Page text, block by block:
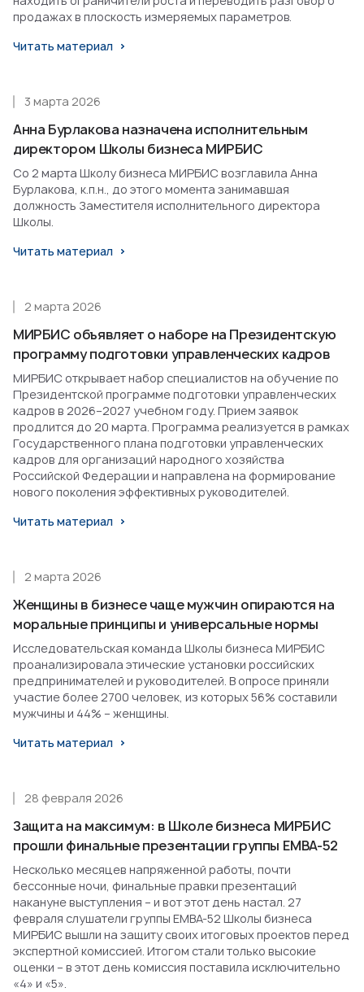
продажах в плоскость измеряемых параметров.
Читать материал
Анна Бурлакова назначена исполнительным
директором Школы бизнеса МИРБИС
3 марта 2026
Со 2 марта Школу бизнеса МИРБИС возглавила Анна
Бурлакова, к.п.н., до этого момента занимавшая
должность Заместителя исполнительного директора
Школы.
Читать материал
МИРБИС объявляет о наборе на Президентскую
программу подготовки управленческих кадров
2 марта 2026
МИРБИС открывает набор специалистов на обучение по
Президентской программе подготовки управленческих
кадров в 2026–2027 учебном году. Прием заявок
продлится до 20 марта. Программа реализуется в рамках
Государственного плана подготовки управленческих
кадров для организаций народного хозяйства
Российской Федерации и направлена на формирование
нового поколения эффективных руководителей.
Читать материал
Женщины в бизнесе чаще мужчин опираются на
моральные принципы и универсальные нормы
2 марта 2026
Исследовательская команда Школы бизнеса МИРБИС
проанализировала этические установки российских
предпринимателей и руководителей. В опросе приняли
участие более 2700 человек, из которых 56% составили
мужчины и 44% – женщины.
Читать материал
Защита на максимум: в Школе бизнеса МИРБИС
прошли финальные презентации группы EMBA-52
28 февраля 2026
Несколько месяцев напряженной работы, почти
бессонные ночи, финальные правки презентаций
накануне выступления – и вот этот день настал. 27
февраля слушатели группы EMBA-52 Школы бизнеса
МИРБИС вышли на защиту своих итоговых проектов перед
экспертной комиссией. Итогом стали только высокие
оценки – в этот день комиссия поставила исключительно
«4» и «5».